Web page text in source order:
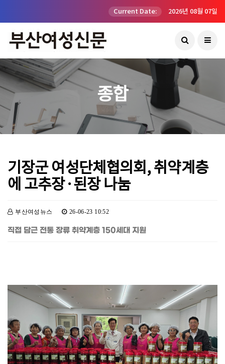
Current Date: 2026년 08월 07일
종합
기장군 여성단체협의회, 취약계층
에 고추장·된장 나눔
부산여성뉴스 26-06-23 10:52
직접 담근 전통 장류 취약계층 150세대 지원